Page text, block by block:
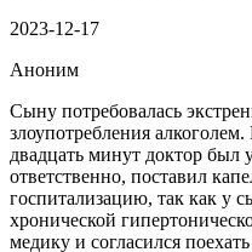
2023-12-17
Аноним
Сыну потребовалась
злоупотребления
двадцать минут доктор был
ответственно, поставил
госпитализацию, так как у
хронической
медику и согласился